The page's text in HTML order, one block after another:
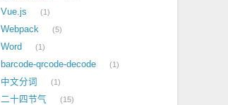
Vue.js 1
Webpack 5
Word 1
barcode-qrcode-decode 1
中文分词 1
二十四节气 15